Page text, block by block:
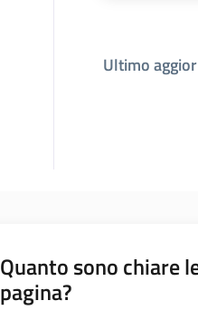
Ultimo
Quanto sono chiare
pagina?